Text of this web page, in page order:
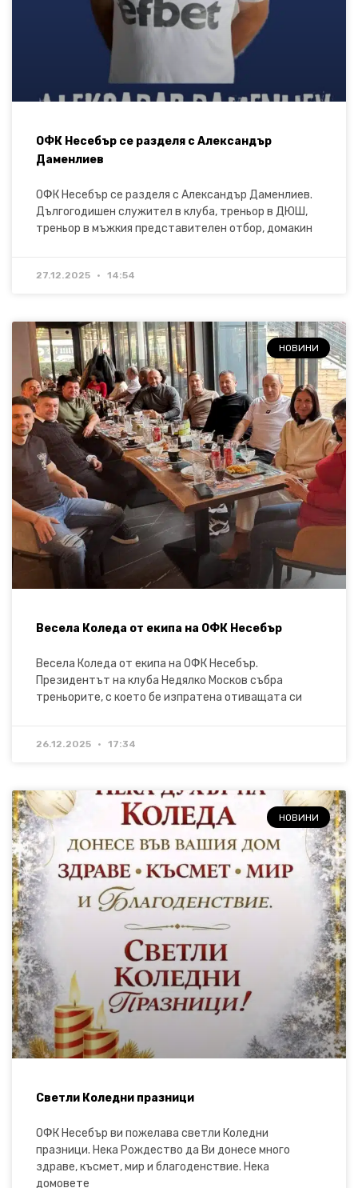
ОФК Несебър се разделя с Александър
Даменлиев
ОФК Несебър се разделя с Александър Даменлиев.
Дългогодишен служител в клуба, треньор в ДЮШ,
треньор в мъжкия представителен отбор, домакин
27.12.2025 14:54
НОВИНИ
Весела Коледа от екипа на ОФК Несебър
Весела Коледа от екипа на ОФК Несебър.
Президентът на клуба Недялко Москов събра
треньорите, с което бе изпратена отиващата си
26.12.2025 17:34
НОВИНИ
Светли Коледни празници
ОФК Несебър ви пожелава светли Коледни
празници. Нека Рождество да Ви донесе много
здраве, късмет, мир и благоденствие. Нека
домовете